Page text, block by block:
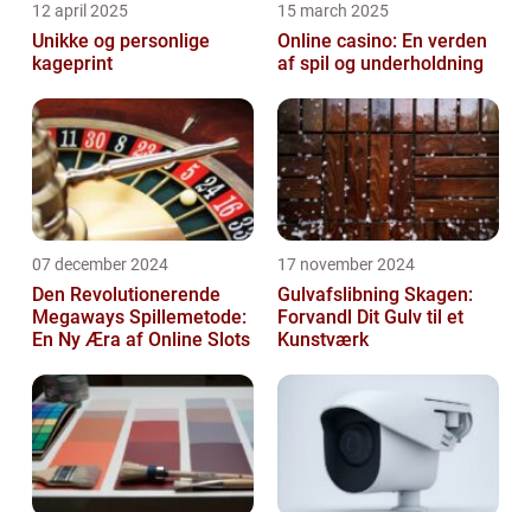
12 april 2025
Unikke og personlige
kageprint
15 march 2025
Online casino: En verden
af spil og underholdning
07 december 2024
Den Revolutionerende
Megaways Spillemetode:
En Ny Æra af Online Slots
17 november 2024
Gulvafslibning Skagen:
Forvandl Dit Gulv til et
Kunstværk